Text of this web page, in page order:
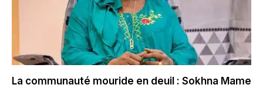
La communauté mouride en deuil : Sokhna Mame